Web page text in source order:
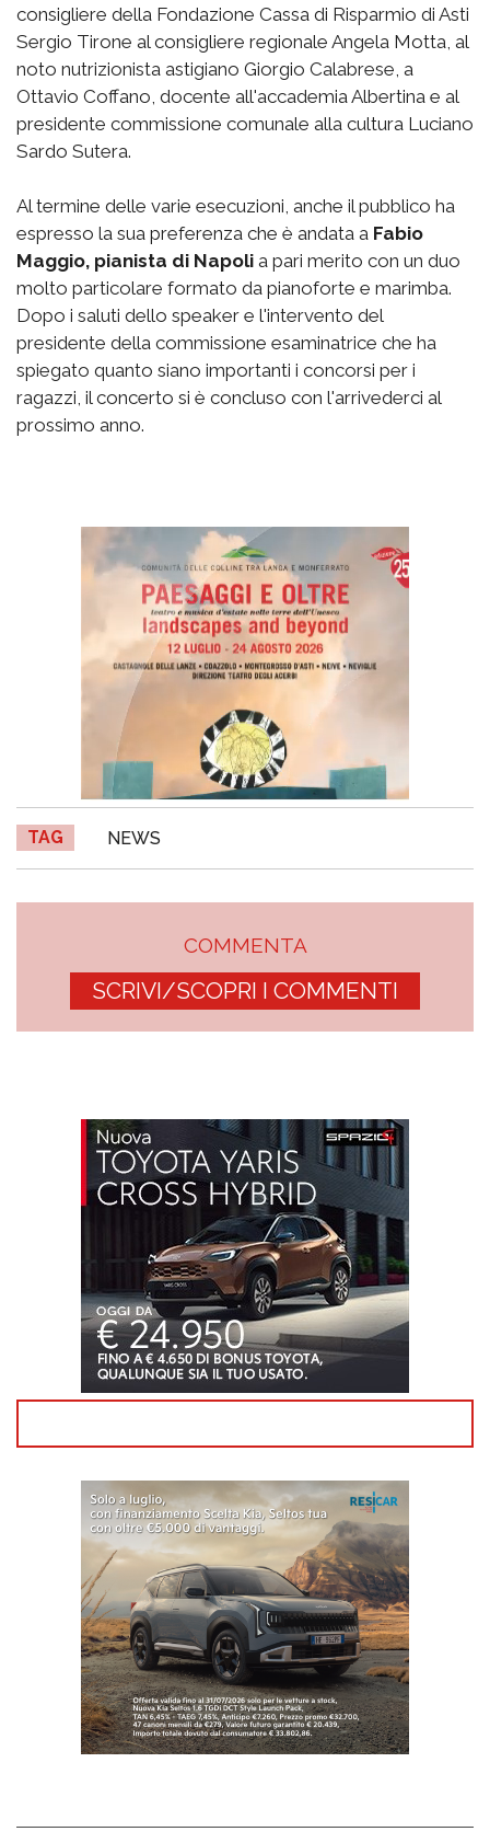
consigliere della Fondazione Cassa di Risparmio di Asti
Sergio Tirone al consigliere regionale Angela Motta, al
noto nutrizionista astigiano Giorgio Calabrese, a
Ottavio Coffano, docente all'accademia Albertina e al
presidente commissione comunale alla cultura Luciano
Sardo Sutera.
Al termine delle varie esecuzioni, anche il pubblico ha
espresso la sua preferenza che è andata a Fabio
Maggio, pianista di Napoli a pari merito con un duo
molto particolare formato da pianoforte e marimba.
Dopo i saluti dello speaker e l'intervento del
presidente della commissione esaminatrice che ha
spiegato quanto siano importanti i concorsi per i
ragazzi, il concerto si è concluso con l'arrivederci al
prossimo anno.
TAG NEWS
COMMENTA
SCRIVI/SCOPRI I COMMENTI